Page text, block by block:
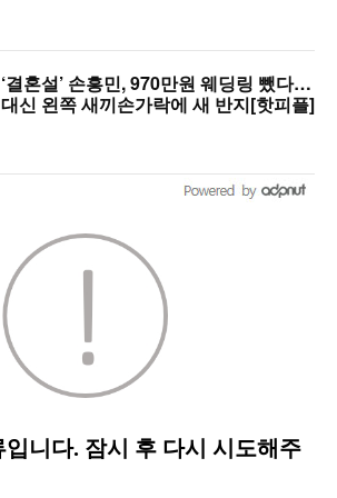
‘결혼설’ 손흥민, 970만원 웨딩링 뺐다…
대신 왼쪽 새끼손가락에 새 반지[핫피플]